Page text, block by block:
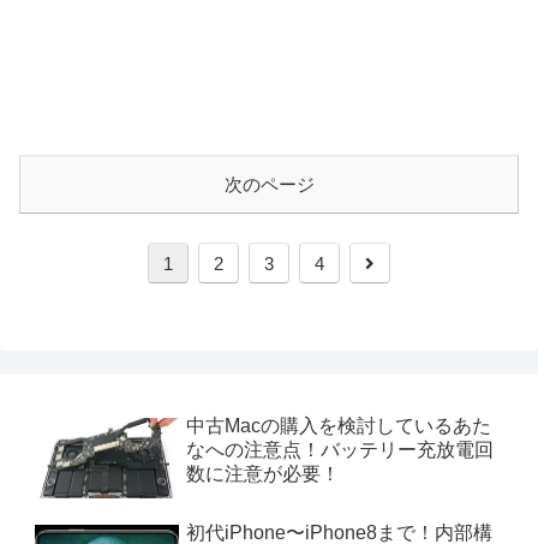
次のページ
1 2 3 4
次
中古Macの購入を検討しているあた
なへの注意点！バッテリー充放電回
数に注意が必要！
初代iPhone〜iPhone8まで！内部構